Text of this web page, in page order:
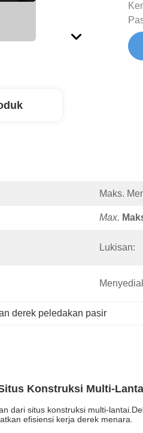
Maks.
Max.
Lukisan:
derek peledakan pasir
Konstruksi Multi-
dari situs konstruksi multi-
efisiensi kerja derek menara.